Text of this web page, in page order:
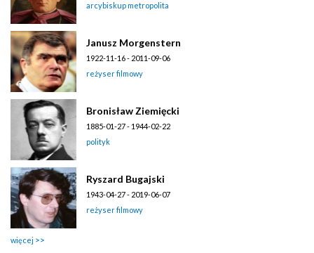
arcybiskup metropolita
Janusz Morgenstern
1922-11-16 - 2011-09-06
reżyser filmowy
Bronisław Ziemięcki
1885-01-27 - 1944-02-22
polityk
Ryszard Bugajski
1943-04-27 - 2019-06-07
reżyser filmowy
więcej